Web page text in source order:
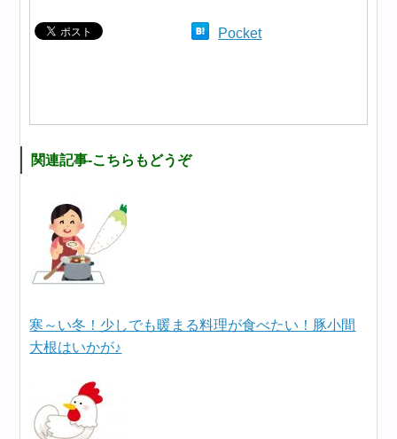
Pocket
関連記事-こちらもどうぞ
寒～い冬！少しでも暖まる料理が食べたい！豚小間
大根はいかが♪